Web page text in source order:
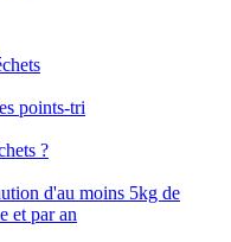
points-tri
?
d'au moins 5kg de
et par an